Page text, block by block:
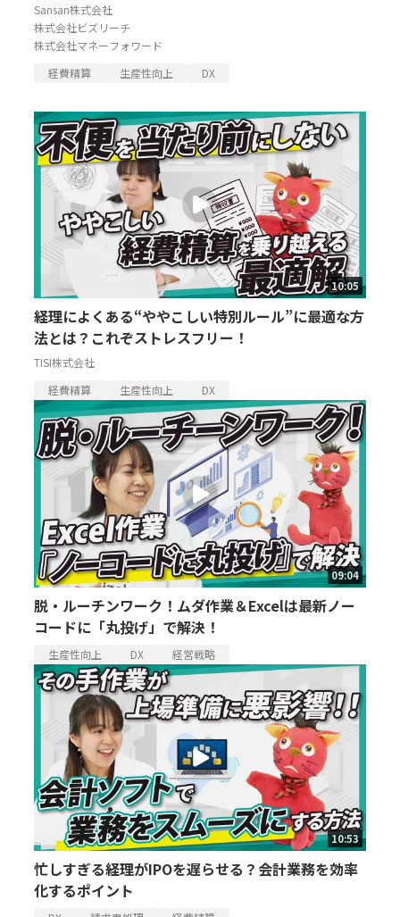
Sansan株式会社
株式会社ビズリーチ
株式会社マネーフォワード
経費精算
生産性向上 DX
10:05
経理によくある“ややこしい特別ルール”に最適な方
法とは？これぞストレスフリー！
TISI株式会社
経費精算
生産性向上 DX
09:04
脱・ルーチンワーク！ムダ作業＆Excelは最新ノー
コードに「丸投げ」で解決！
生産性向上 DX 経営戦略
10:53
忙しすぎる経理がIPOを遅らせる？会計業務を効率
化するポイント